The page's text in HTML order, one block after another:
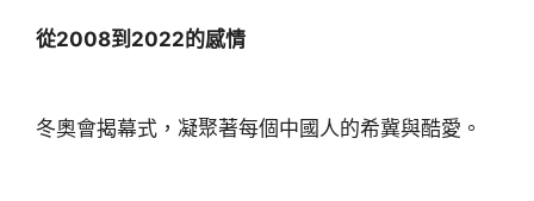
從2008到2022的感情
冬奧會揭幕式，凝聚著每個中國人的希冀與酷愛。